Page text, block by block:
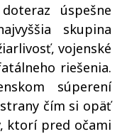
úspešne
skupina
vojenské
riešenia.
súperení
čím si opäť
ktorí pred očami